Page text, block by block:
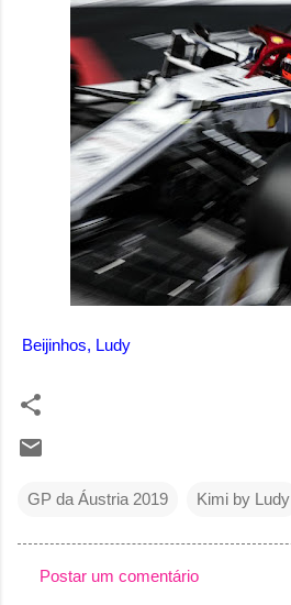
Beijinhos, Ludy
GP da Áustria 2019 Kimi by Ludy
Postar um comentário